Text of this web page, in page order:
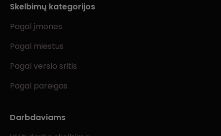
Skelbimų kategorijos
Pagal įmones
Pagal miestus
Pagal verslo sritis
Pagal pareigas
Darbdaviams